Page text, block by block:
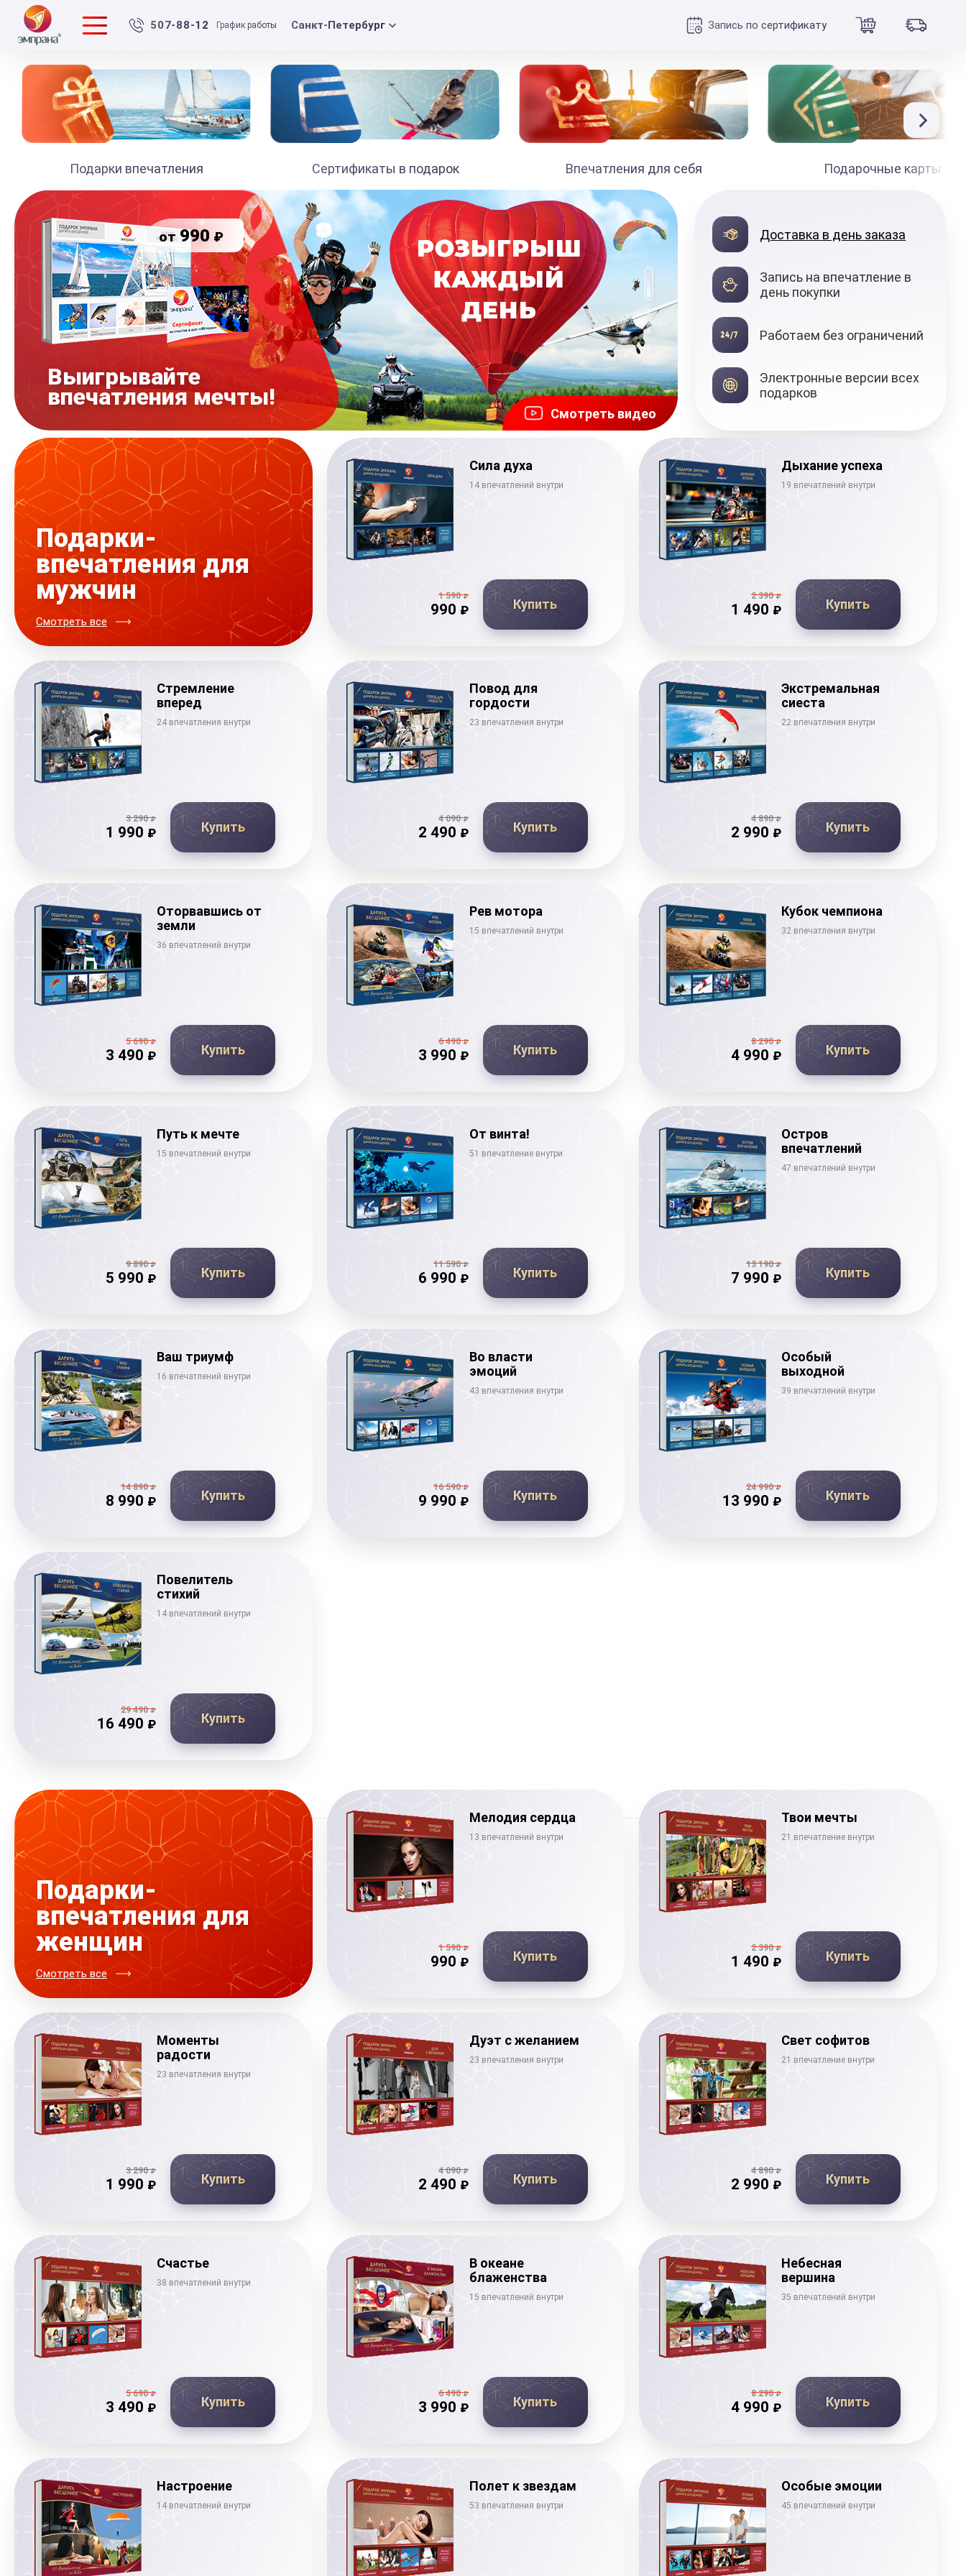
507-88-12 График работы Санкт-Петербург Запись по сертификату
Подарки впечатления Сертификаты в подарок Впечатления для себя Подарочные карты
от990₽
Подарочные
сертификаты
Доставка в день заказа
Запись на впечатление в
день покупки
Работаем без ограничений
Электронные версии всех
подарков
Подарки-
впечатления для
мужчин
Смотреть все
Сила духа
14 впечатлений внутри
1 590₽
990 ₽ Купить
Дыхание успеха
19 впечатлений внутри
2 390₽
1 490 ₽ Купить
Стремление
вперед
24 впечатления внутри
3 290₽
1 990 ₽ Купить
Повод для
гордости
23 впечатления внутри
4 090₽
2 490 ₽ Купить
Экстремальная
сиеста
22 впечатления внутри
4 890₽
2 990 ₽ Купить
Оторвавшись от
земли
36 впечатлений внутри
5 690₽
3 490 ₽ Купить
Рев мотора
15 впечатлений внутри
6 490₽
3 990 ₽ Купить
Кубок чемпиона
32 впечатления внутри
8 290₽
4 990 ₽ Купить
Путь к мечте
15 впечатлений внутри
9 890₽
5 990 ₽ Купить
От винта!
51 впечатление внутри
11 590₽
6 990 ₽ Купить
Остров
впечатлений
47 впечатлений внутри
13 190₽
7 990 ₽ Купить
Ваш триумф
16 впечатлений внутри
14 890₽
8 990 ₽ Купить
Во власти
эмоций
43 впечатления внутри
16 590₽
9 990 ₽ Купить
Особый
выходной
39 впечатлений внутри
24 990₽
13 990 ₽ Купить
Повелитель
стихий
14 впечатлений внутри
29 490₽
16 490 ₽ Купить
Подарки-
впечатления для
женщин
Смотреть все
Мелодия сердца
13 впечатлений внутри
1 590₽
990 ₽ Купить
Твои мечты
21 впечатление внутри
2 390₽
1 490 ₽ Купить
Моменты
радости
23 впечатления внутри
3 290₽
1 990 ₽ Купить
Дуэт с желанием
23 впечатления внутри
4 090₽
2 490 ₽ Купить
Свет софитов
21 впечатление внутри
4 890₽
2 990 ₽ Купить
Счастье
38 впечатлений внутри
5 690₽
3 490 ₽ Купить
В океане
блаженства
15 впечатлений внутри
6 490₽
3 990 ₽ Купить
Небесная
вершина
35 впечатлений внутри
8 290₽
4 990 ₽ Купить
Настроение
14 впечатлений внутри
Полет к звездам
53 впечатления внутри
Особые эмоции
45 впечатлений внутри